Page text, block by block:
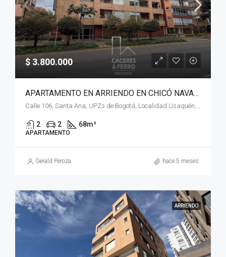
$ 3.800.000
APARTAMENTO EN ARRIENDO EN CHICÓ NAVARRA, USAQUÉN, BOGOTÁ, D.C. – (967)
Calle 106, Santa Ana, UPZs de Bogotá, Localidad Usaquén, Bogotá, Bogotá, Distrito Capital, RAP (Especial) Central, 110111, Colombia
2 2 68m²
APARTAMENTO
Gerald Peroza hace 5 meses
ARRIENDO